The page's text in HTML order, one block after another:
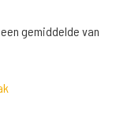
gemiddelde van